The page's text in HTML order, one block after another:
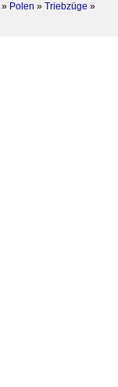
» Polen » Triebzüge »